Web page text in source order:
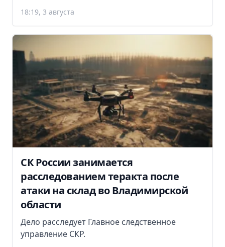
18:19, 3 августа
СК России занимается
расследованием теракта после
атаки на склад во Владимирской
области
Дело расследует Главное следственное
управление СКР.